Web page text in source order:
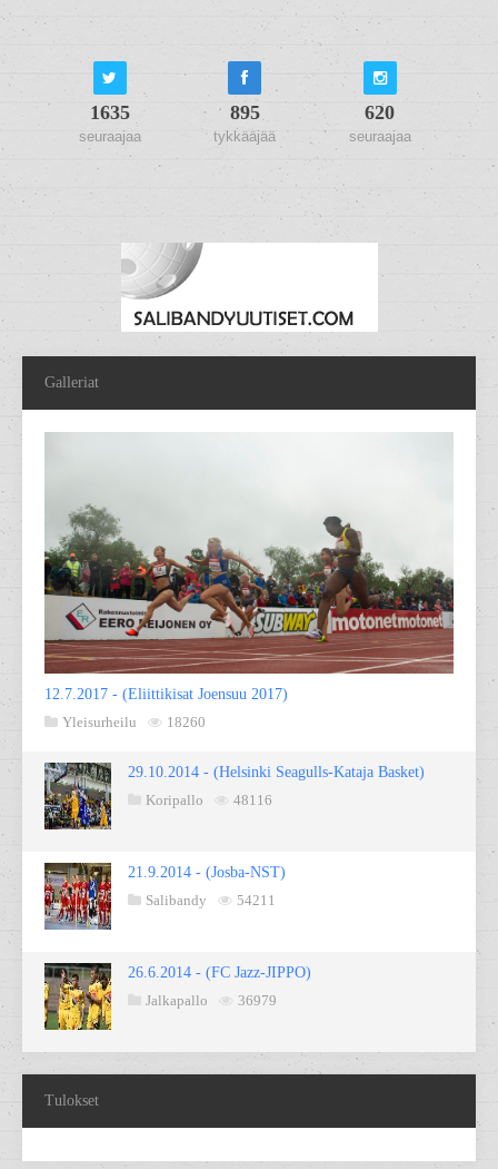
1635
seuraajaa
895
tykkääjää
620
seuraajaa
Galleriat
12.7.2017 - (Eliittikisat Joensuu 2017)
Yleisurheilu
18260
29.10.2014 - (Helsinki Seagulls-Kataja Basket)
Koripallo
48116
21.9.2014 - (Josba-NST)
Salibandy
54211
26.6.2014 - (FC Jazz-JIPPO)
Jalkapallo
36979
Tulokset